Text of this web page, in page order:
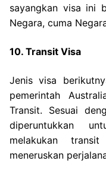
sayangkan visa ini
Negara, cuma
10. Transit Visa
Jenis visa
pemerintah
Transit. Sesuai
diperuntukkan
melakukan
meneruskan